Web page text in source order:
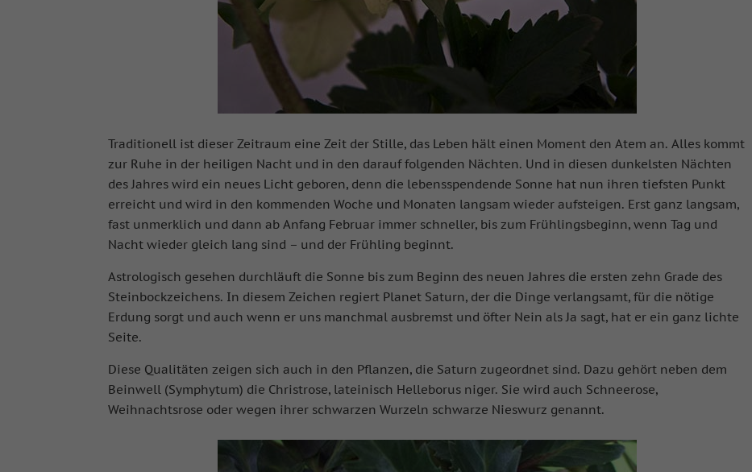
Traditionell ist dieser Zeitraum eine Zeit der Stille, das Leben hält einen Moment den Atem an. Alles kommt
zur Ruhe in der heiligen Nacht und in den darauf folgenden Nächten. Und in diesen dunkelsten Nächten
des Jahres wird ein neues Licht geboren, denn die lebensspendende Sonne hat nun ihren tiefsten Punkt
erreicht und wird in den kommenden Woche und Monaten langsam wieder aufsteigen. Erst ganz langsam,
fast unmerklich und dann ab Anfang Februar immer schneller, bis zum Frühlingsbeginn, wenn Tag und
Nacht wieder gleich lang sind – und der Frühling beginnt.
Astrologisch gesehen durchläuft die Sonne bis zum Beginn des neuen Jahres die ersten zehn Grade des
Steinbockzeichens. In diesem Zeichen regiert Planet Saturn, der die Dinge verlangsamt, für die nötige
Erdung sorgt und auch wenn er uns manchmal ausbremst und öfter Nein als Ja sagt, hat er ein ganz lichte
Seite.
Diese Qualitäten zeigen sich auch in den Pflanzen, die Saturn zugeordnet sind. Dazu gehört neben dem
Beinwell (Symphytum) die Christrose, lateinisch Helleborus niger. Sie wird auch Schneerose,
Weihnachtsrose oder wegen ihrer schwarzen Wurzeln schwarze Nieswurz genannt.